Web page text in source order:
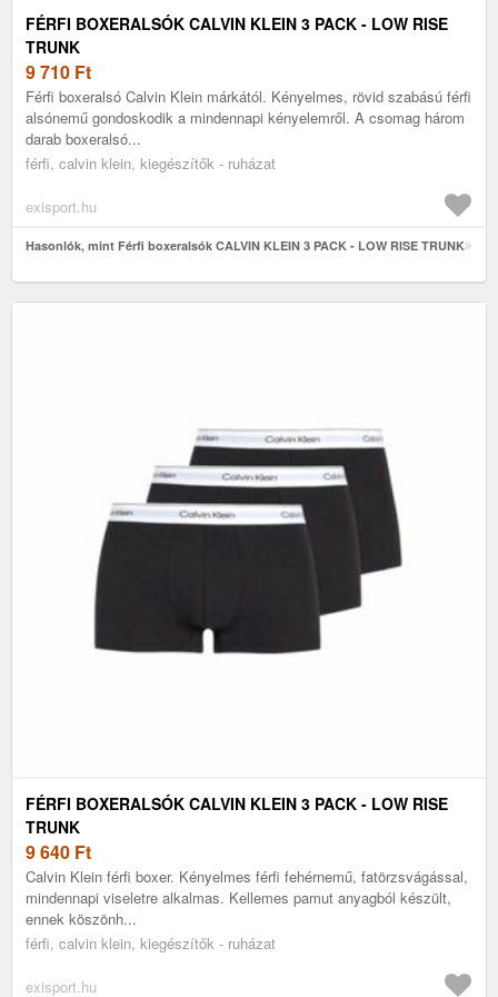
FÉRFI BOXERALSÓK CALVIN KLEIN 3 PACK - LOW RISE
TRUNK
9 710 Ft
Férfi boxeralsó Calvin Klein márkától. Kényelmes, rövid szabású férfi
alsónemű gondoskodik a mindennapi kényelemről. A csomag három
darab boxeralsó...
férfi, calvin klein, kiegészítők - ruházat
exisport.hu
Hasonlók, mint Férfi boxeralsók CALVIN KLEIN 3 PACK - LOW RISE TRUNK
FÉRFI BOXERALSÓK CALVIN KLEIN 3 PACK - LOW RISE
TRUNK
9 640 Ft
Calvin Klein férfi boxer. Kényelmes férfi fehérnemű, fatörzsvágással,
mindennapi viseletre alkalmas. Kellemes pamut anyagból készült,
ennek köszönh...
férfi, calvin klein, kiegészítők - ruházat
exisport.hu